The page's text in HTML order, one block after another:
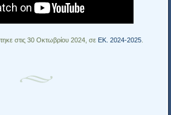
στις 30 Οκτωβρίου 2024, σε ΕΚ. 2024-2025